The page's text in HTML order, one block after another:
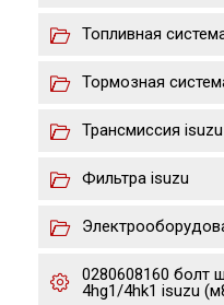
Топливная
Тормозная
Трансмиссия isuzu
Фильтра isuzu
0280608160 болт
4hg1/4hk1 isuzu